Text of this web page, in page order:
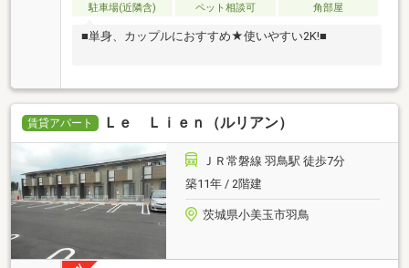
駐車場(近隣含)
ペット相談可 角部屋
■単身、カップルにおすすめ★使いやすい2K!■
賃貸アパート Ｌｅ Ｌｉｅｎ（ルリアン）
ＪＲ常磐線 羽鳥駅 徒歩7分
築11年 / 2階建
茨城県小美玉市羽鳥